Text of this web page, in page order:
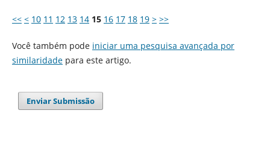
<< < 10 11 12 13 14 15 16 17 18 19 > >>
Você também pode iniciar uma pesquisa avançada por
similaridadepara este artigo.
Enviar Submissão